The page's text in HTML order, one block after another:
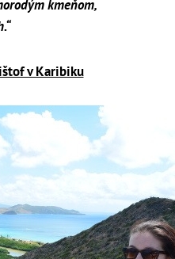
kmeňom,
v Karibiku